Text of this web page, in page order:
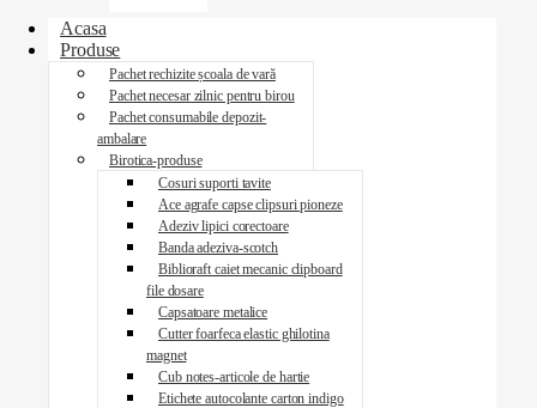
Acasa
Produse
Pachet rechizite școala de vară
Pachet necesar zilnic pentru birou
Pachet consumabile depozit-
ambalare
Birotica-produse
Cosuri suporti tavite
Ace agrafe capse clipsuri pioneze
Adeziv lipici corectoare
Banda adeziva-scotch
Biblioraft caiet mecanic clipboard
file dosare
Capsatoare metalice
Cutter foarfeca elastic ghilotina
magnet
Cub notes-articole de hartie
Etichete autocolante carton indigo